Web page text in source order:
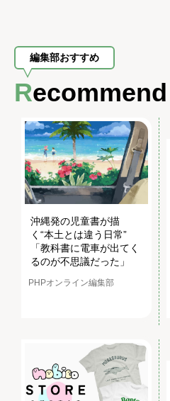
編集部おすすめ
Recommend
沖縄発の児童書が描
く“本土とは違う日常”
「教科書に電車が出てく
るのが不思議だった」
PHPオンライン編集部